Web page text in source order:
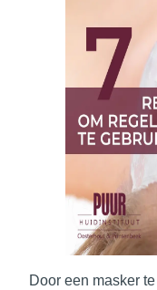
Door een masker